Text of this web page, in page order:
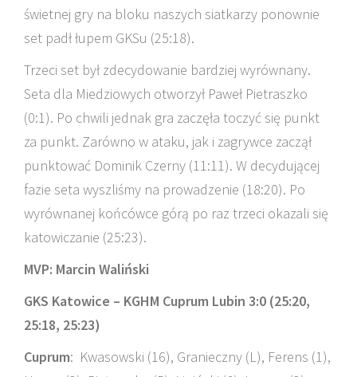
świetnej gry na bloku naszych siatkarzy ponownie
set padł łupem GKSu (25:18).
Trzeci set był zdecydowanie bardziej wyrównany.
Seta dla Miedziowych otworzył Paweł Pietraszko
(0:1). Po chwili jednak gra zaczęła toczyć się punkt
za punkt. Zarówno w ataku, jak i zagrywce zaczął
punktować Dominik Czerny (11:11). W decydującej
fazie seta wyszliśmy na prowadzenie (18:20). Po
wyrównanej końcówce górą po raz trzeci okazali się
katowiczanie (25:23).
MVP: Marcin Waliński
GKS Katowice – KGHM Cuprum Lubin 3:0 (25:20,
25:18, 25:23)
Cuprum: Kwasowski (16), Granieczny (L), Ferens (1),